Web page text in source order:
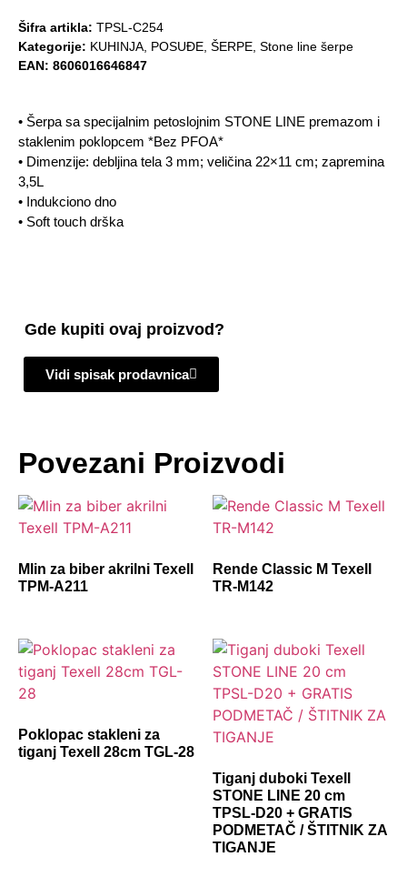
Šifra artikla: TPSL-C254
Kategorije: KUHINJA POSUĐE ŠERPE Stone line šerpe
EAN: 8606016646847
• Šerpa sa specijalnim petoslojnim STONE LINE premazom i
staklenim poklopcem *Bez PFOA*
• Dimenzije: debljina tela 3 mm; veličina 22×11 cm; zapremina
3,5L
• Indukciono dno
• Soft touch drška
Gde kupiti ovaj proizvod?
Vidi spisak prodavnica
Povezani Proizvodi
Mlin za biber akrilni Texell
TPM-A211
Rende Classic M Texell
TR-M142
Poklopac stakleni za
tiganj Texell 28cm TGL-28
Tiganj duboki Texell
STONE LINE 20 cm
TPSL-D20 + GRATIS
PODMETAČ / ŠTITNIK ZA
TIGANJE